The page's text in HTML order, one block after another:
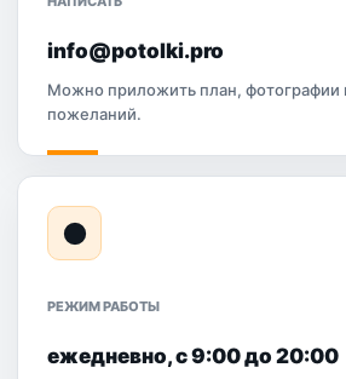
info@potolki.pro
Можно приложить план, фотографии
пожеланий.
РЕЖИМ РАБОТЫ
ежедневно, с 9:00 до 20:00